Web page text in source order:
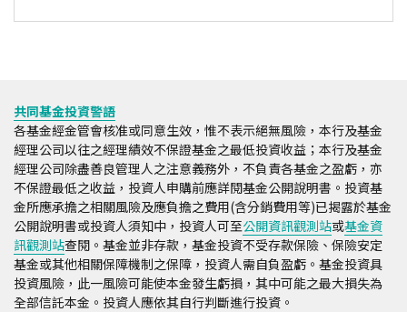
共同基金投資警語
各基金經金管會核准或同意生效，惟不表示絕無風險，本行及基金
經理公司以往之經理績效不保證基金之最低投資收益；本行及基金
經理公司除盡善良管理人之注意義務外，不負責各基金之盈虧，亦
不保證最低之收益，投資人申購前應詳閱基金公開說明書。投資基
金所應承擔之相關風險及應負擔之費用(含分銷費用等)已揭露於基金
公開說明書或投資人須知中，投資人可至公開資訊觀測站或基金資
訊觀測站查閱。基金並非存款，基金投資不受存款保險、保險安定
基金或其他相關保障機制之保障，投資人需自負盈虧。基金投資具
投資風險，此一風險可能使本金發生虧損，其中可能之最大損失為
全部信託本金。投資人應依其自行判斷進行投資。